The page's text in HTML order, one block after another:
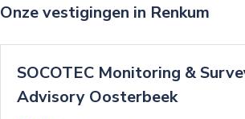
Onze vestigingen in Renkum
SOCOTEC Monitoring &
Advisory Oosterbeek